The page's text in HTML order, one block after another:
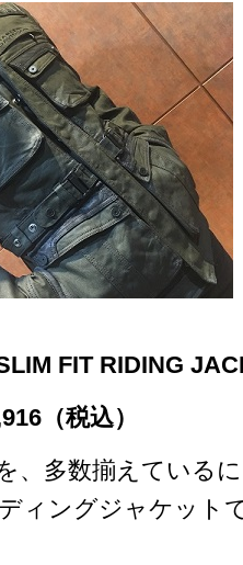
FIT RIDING
（税込）
、多数揃えている
ィングジャケット